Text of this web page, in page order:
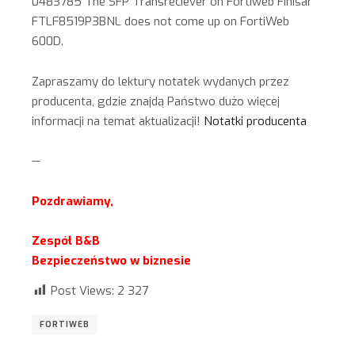
FTLF8519P3BNL does not come up on FortiWeb
600D.
Zapraszamy do lektury notatek wydanych przez
producenta, gdzie znajdą Państwo dużo więcej
informacji na temat aktualizacji! Notatki producenta
—
Pozdrawiamy,
Zespół B&B
Bezpieczeństwo w biznesie
Post Views: 2 327
FORTIWEB